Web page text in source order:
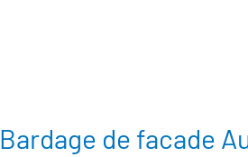
Bardage de facade
Bardage